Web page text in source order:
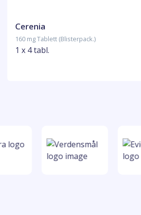
Cerenia
160 mg Tablett (Blisterpack.)
1 x 4 tabl.